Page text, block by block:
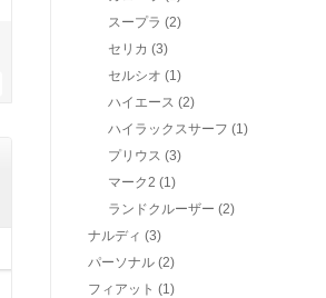
スープラ (2)
セリカ (3)
セルシオ (1)
ハイエース (2)
ハイラックスサーフ (1)
プリウス (3)
マーク2 (1)
ランドクルーザー (2)
ナルディ (3)
パーソナル (2)
フィアット (1)